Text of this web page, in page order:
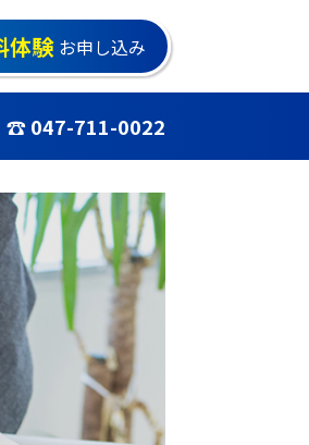
体験 お申し込み
☎ 047-711-0022